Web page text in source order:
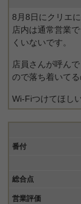
8月8日にクリエ
店内は通常営業
くいないです。
店員さんが呼ん
ので落ち着いてる
Wi-Fiつけてほし
番付
総合点
営業評価